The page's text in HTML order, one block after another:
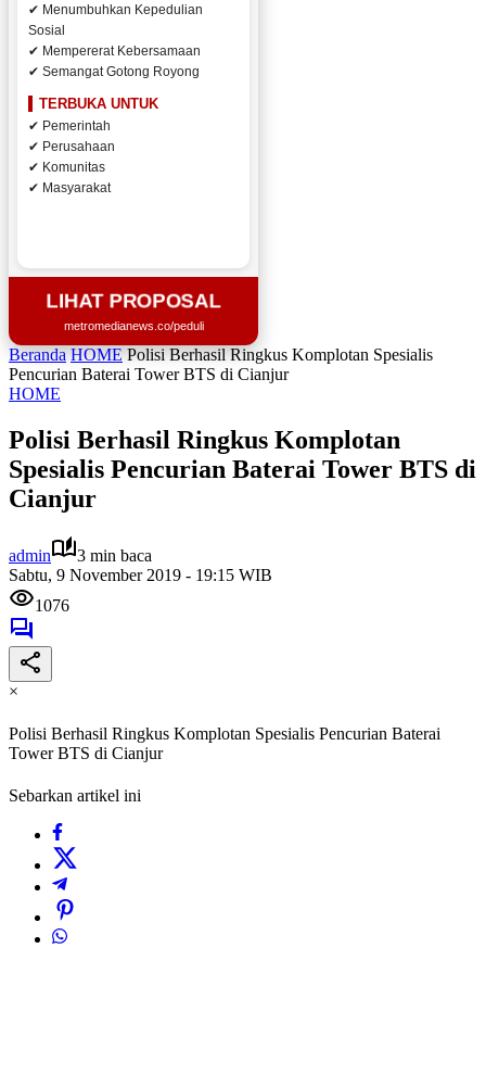
✔ Menumbuhkan Kepedulian
Sosial
✔ Mempererat Kebersamaan
✔ Semangat Gotong Royong
TERBUKA UNTUK
✔ Pemerintah
✔ Perusahaan
✔ Komunitas
✔ Masyarakat
LIHAT PROPOSAL
metromedianews.co/peduli
Beranda HOME Polisi Berhasil Ringkus Komplotan Spesialis
Pencurian Baterai Tower BTS di Cianjur
HOME
Polisi Berhasil Ringkus Komplotan
Spesialis Pencurian Baterai Tower BTS di
Cianjur
admin
3 min baca
Sabtu, 9 November 2019 - 19:15 WIB
1076
×
Polisi Berhasil Ringkus Komplotan Spesialis Pencurian Baterai
Tower BTS di Cianjur
Sebarkan artikel ini